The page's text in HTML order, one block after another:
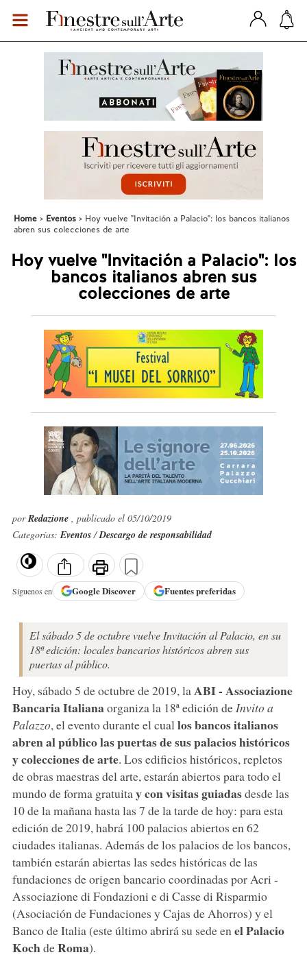
Home Eventos
Hoy vuelve "Invitación a Palacio": los bancos italianos
abren sus colecciones de arte
Hoy vuelve "Invitación a Palacio": los
bancos italianos abren sus
colecciones de arte
porRedazione , publicado el 05/10/2019
Categorías:Eventos/Descargo de responsabilidad
Síguenos en GoogleDiscover Fuentes preferidas
El sábado 5 de octubre vuelve Invitación al Palacio, en su
18ª edición: locales bancarios históricos abren sus
puertas al público.
Hoy, sábado 5 de octubre de 2019, la ABI - Associazione
Bancaria Italianaorganiza la 18ª edición de Invito a
Palazzo, el evento durante el cual los bancos italianos
abren al público las puertas de sus palacios históricos
y colecciones de arte. Los edificios históricos, repletos
de obras maestras del arte, estarán abiertos para todo el
mundo de forma gratuita y con visitas guiadasdesde las
10 de la mañana hasta las 7 de la tarde de hoy: para esta
edición de 2019, habrá 100 palacios abiertos en 62
ciudades italianas. Además de los palacios de los bancos,
también estarán abiertas las sedes históricas de las
fundaciones de origen bancario coordinadas por Acri -
Associazione di Fondazioni e di Casse di Risparmio
(Asociación de Fundaciones y Cajas de Ahorros) y el
Banco de Italia (este último abrirá su sede en el Palacio
KochdeRoma).